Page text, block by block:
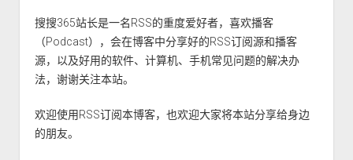
码
搜搜365站长是一名RSS的重度爱好者，喜欢播客
（Podcast），会在博客中分享好的RSS订阅源和播客
源，以及好用的软件、计算机、手机常见问题的解决办
法，谢谢关注本站。
欢迎使用RSS订阅本博客，也欢迎大家将本站分享给身边
的朋友。